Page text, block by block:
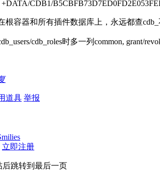
CDB1/
根容器和所有插件数据库上，永远都查cdb_
cdb_roles时多一列common, grant/
道具 举报
立即注册
后跳转到最后一页